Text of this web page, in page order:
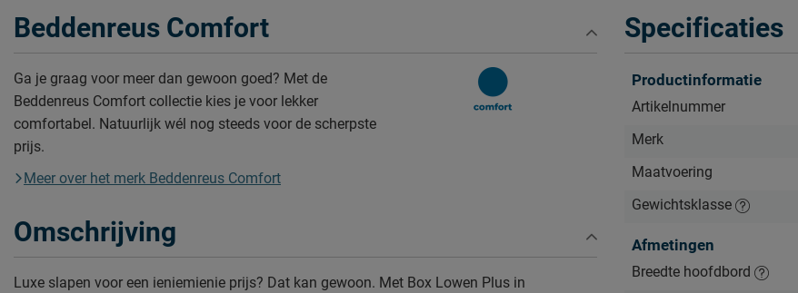
Beddenreus Comfort
Ga je graag voor meer dan gewoon goed? Met de
Beddenreus Comfort collectie kies je voor lekker
comfortabel. Natuurlijk wél nog steeds voor de scherpste
prijs.
Meer over het merk Beddenreus Comfort
Omschrijving
Luxe slapen voor een ieniemienie prijs? Dat kan gewoon. Met Box Lowen Plus in
Specificaties
Productinformatie
Artikelnummer
Merk
Maatvoering
Gewichtsklasse
Afmetingen
Breedte hoofdbord